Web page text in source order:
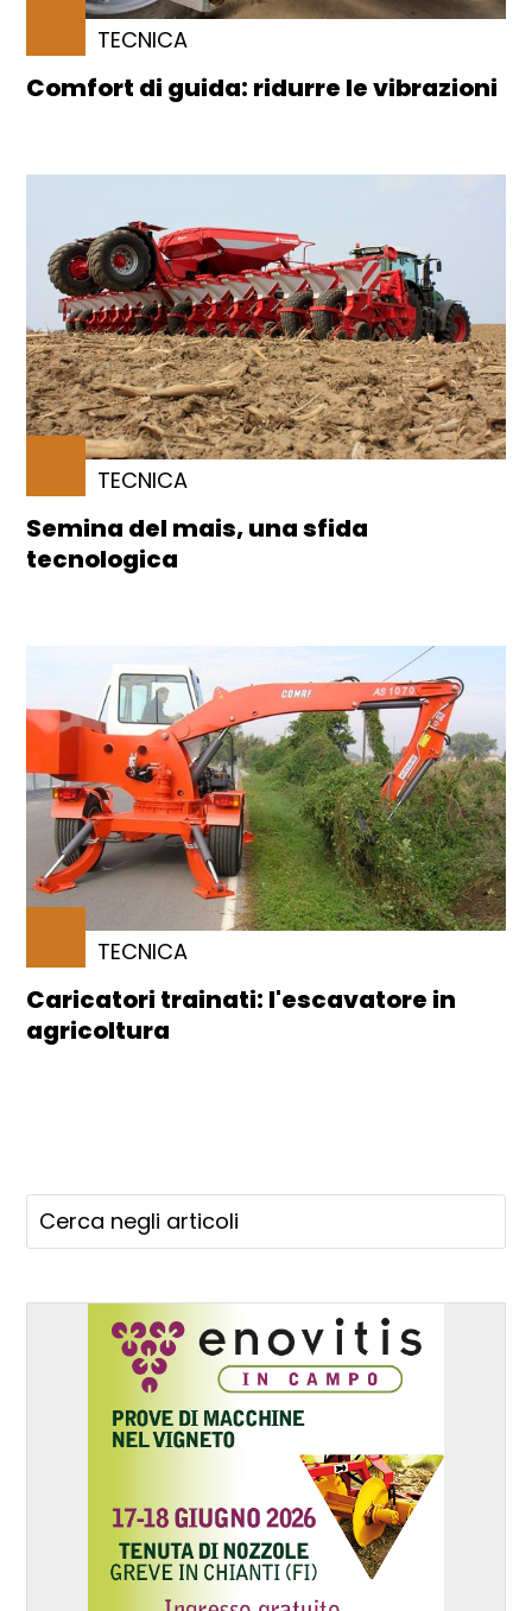
TECNICA
Comfort di guida: ridurre le vibrazioni
TECNICA
Semina del mais, una sfida
tecnologica
TECNICA
Caricatori trainati: l'escavatore in
agricoltura